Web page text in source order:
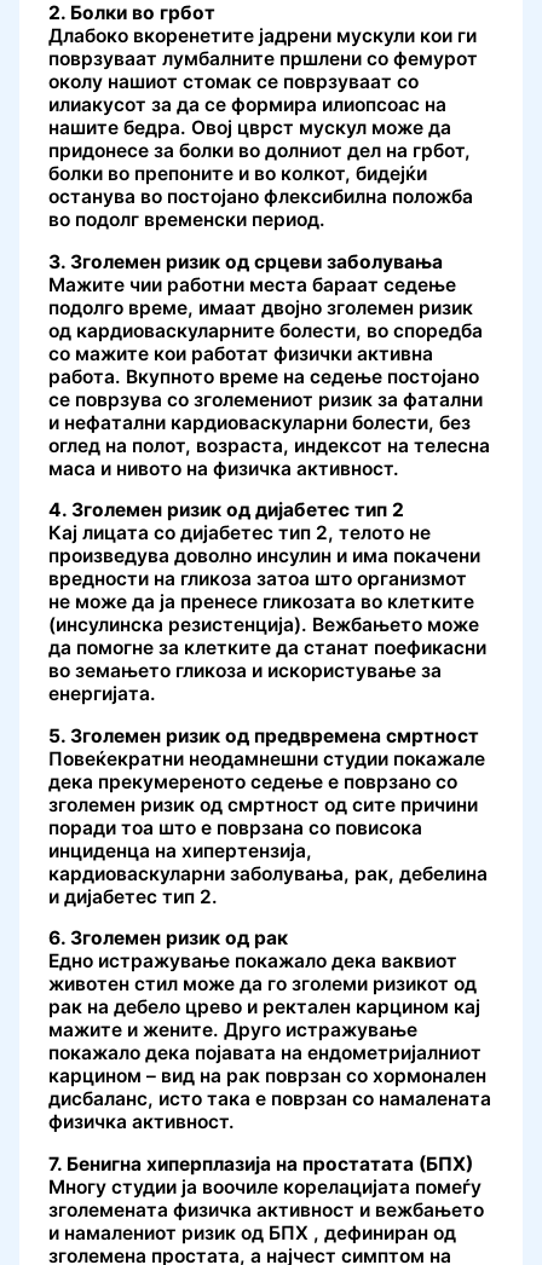
2. Болки во грбот
Длабоко вкоренетите јадрени мускули кои ги
поврзуваат лумбалните пршлени со фемурот
околу нашиот стомак се поврзуваат со
илиакусот за да се формира илиопсоас на
нашите бедра. Овој цврст мускул може да
придонесе за болки во долниот дел на грбот,
болки во препоните и во колкот, бидејќи
останува во постојано флексибилна положба
во подолг временски период.
3. Зголемен ризик од срцеви заболувања
Мажите чии работни места бараат седење
подолго време, имаат двојно зголемен ризик
од кардиоваскуларните болести, во споредба
со мажите кои работат физички активна
работа. Вкупното време на седење постојано
се поврзува со зголемениот ризик за фатални
и нефатални кардиоваскуларни болести, без
оглед на полот, возраста, индексот на телесна
маса и нивото на физичка активност.
4. Зголемен ризик од дијабетес тип 2
Кај лицата со дијабетес тип 2, телото не
произведува доволно инсулин и има покачени
вредности на гликоза затоа што организмот
не може да ја пренесе гликозата во клетките
(инсулинска резистенција). Вежбањето може
да помогне за клетките да станат поефикасни
во земањето гликоза и искористување за
енергијата.
5. Зголемен ризик од предвремена смртност
Повеќекратни неодамнешни студии покажале
дека прекумереното седење е поврзано со
зголемен ризик од смртност од сите причини
поради тоа што е поврзана со повисока
инциденца на хипертензија,
кардиоваскуларни заболувања, рак, дебелина
и дијабетес тип 2.
6. Зголемен ризик од рак
Едно истражување покажало дека ваквиот
животен стил може да го зголеми ризикот од
рак на дебело црево и ректален карцином кај
мажите и жените. Друго истражување
покажало дека појавата на ендометријалниот
карцином – вид на рак поврзан со хормонален
дисбаланс, исто така е поврзан со намалената
физичка активност.
7. Бенигна хиперплазија на простатата (БПХ)
Многу студии ја воочиле корелацијата помеѓу
зголемената физичка активност и вежбањето
и намалениот ризик од БПХ , дефиниран од
зголемена простата, а најчест симптом на